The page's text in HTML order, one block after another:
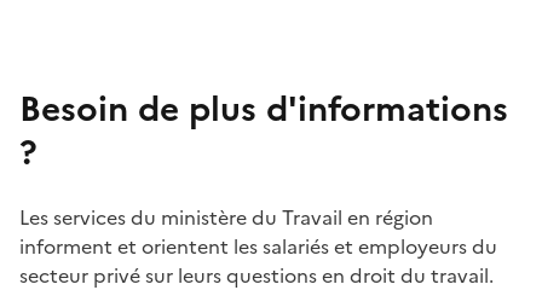
Besoin de plus d'informations
?
Les services du ministère du Travail en région
informent et orientent les salariés et employeurs du
secteur privé sur leurs questions en droit du travail.